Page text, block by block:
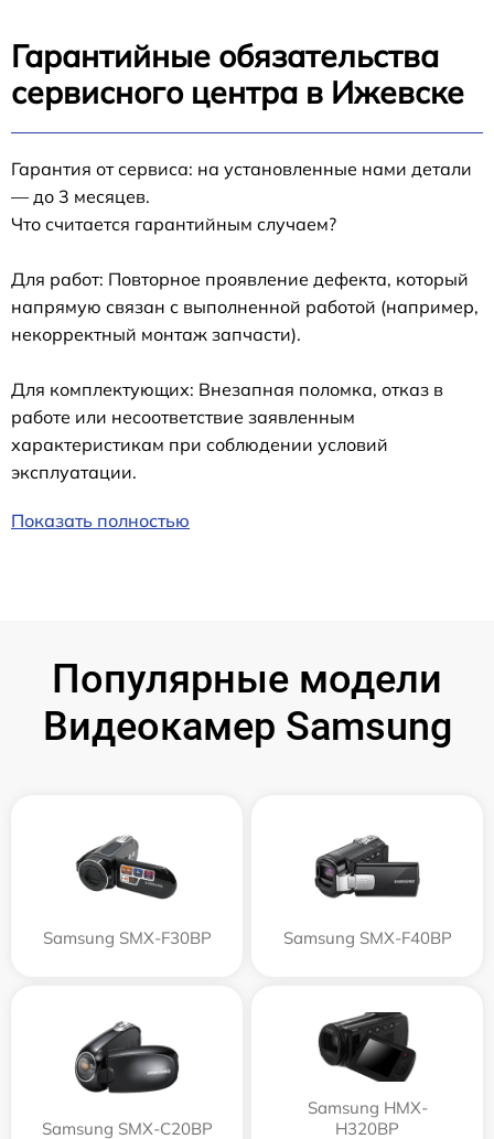
Гарантийные обязательства
сервисного центра в Ижевске
Гарантия от сервиса: на установленные нами детали
— до 3 месяцев.
Что считается гарантийным случаем?
Для работ: Повторное проявление дефекта, который
напрямую связан с выполненной работой (например,
некорректный монтаж запчасти).
Для комплектующих: Внезапная поломка, отказ в
работе или несоответствие заявленным
характеристикам при соблюдении условий
эксплуатации.
Показать полностью
Популярные модели
Видеокамер Samsung
Samsung SMX-F30BP Samsung SMX-F40BP
Samsung SMX-C20BP
Samsung HMX-
H320BP